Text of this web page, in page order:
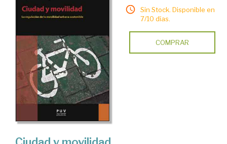
Sin Stock. Disponible en
7/10 días.
COMPRAR